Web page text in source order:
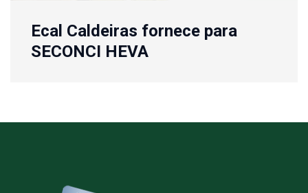
Ecal Caldeiras fornece para
SECONCI HEVA